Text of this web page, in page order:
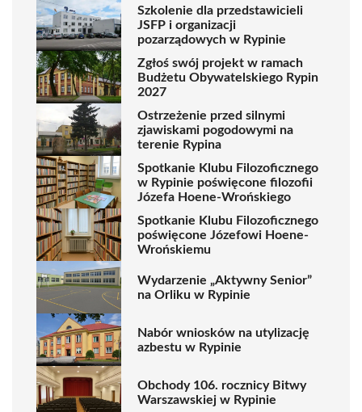
Szkolenie dla przedstawicieli
JSFP i organizacji
pozarządowych w Rypinie
Zgłoś swój projekt w ramach
Budżetu Obywatelskiego Rypin
2027
Ostrzeżenie przed silnymi
zjawiskami pogodowymi na
terenie Rypina
Spotkanie Klubu Filozoficznego
w Rypinie poświęcone filozofii
Józefa Hoene-Wrońskiego
Spotkanie Klubu Filozoficznego
poświęcone Józefowi Hoene-
Wrońskiemu
Wydarzenie „Aktywny Senior”
na Orliku w Rypinie
Nabór wniosków na utylizację
azbestu w Rypinie
Obchody 106. rocznicy Bitwy
Warszawskiej w Rypinie